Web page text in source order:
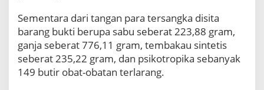
k
s
3
3
T
Sementara dari tangan para tersangka disita
barang bukti berupa sabu seberat 223,88 gram,
ganja seberat 776,11 gram, tembakau sintetis
seberat 235,22 gram, dan psikotropika sebanyak
149 butir obat-obatan terlarang.